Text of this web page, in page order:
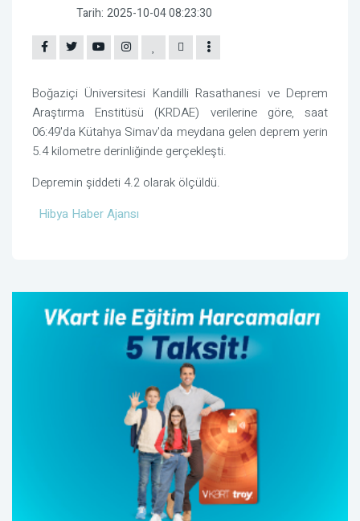
Tarih: 2025-10-04 08:23:30
Boğaziçi Üniversitesi Kandilli Rasathanesi ve Deprem
Araştırma Enstitüsü (KRDAE) verilerine göre, saat
06:49'da Kütahya Simav'da meydana gelen deprem yerin
5.4 kilometre derinliğinde gerçekleşti.
Depremin şiddeti 4.2 olarak ölçüldü.
Hibya Haber Ajansı